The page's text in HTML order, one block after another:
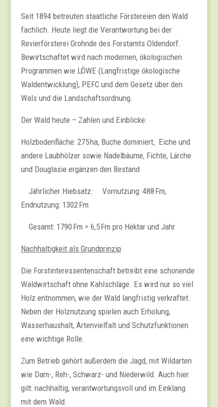
Seit 1894 betreuten staatliche Förstereien den Wald
fachlich. Heute liegt die Verantwortung bei der
Revierförsterei Grohnde des Forstamts Oldendorf.
Bewirtschaftet wird nach modernen, ökologischen
Programmen wie LÖWE (Langfristige ökologische
Waldentwicklung), PEFC und dem Gesetz über den
Wals und die Landschaftsordnung.
Der Wald heute – Zahlen und Einblicke:
Holzbodenfläche: 275 ha, Buche dominiert, Eiche und
andere Laubhölzer sowie Nadelbäume, Fichte, Lärche
und Douglasie ergänzen den Bestand
Jährlicher Hiebsatz: Vornutzung: 488 Fm,
Endnutzung: 1302 Fm
Gesamt: 1790 Fm = 6,5 Fm pro Hektar und Jahr
Nachhaltigkeit als Grundprinzip
Die Forstinteressentenschaft betreibt eine schonende
Waldwirtschaft ohne Kahlschläge. Es wird nur so viel
Holz entnommen, wie der Wald langfristig verkraftet.
Neben der Holznutzung spielen auch Erholung,
Wasserhaushalt, Artenvielfalt und Schutzfunktionen
eine wichtige Rolle.
Zum Betrieb gehört außerdem die Jagd, mit Wildarten
wie Dam-, Reh-, Schwarz- und Niederwild. Auch hier
gilt: nachhaltig, verantwortungsvoll und im Einklang
mit dem Wald.